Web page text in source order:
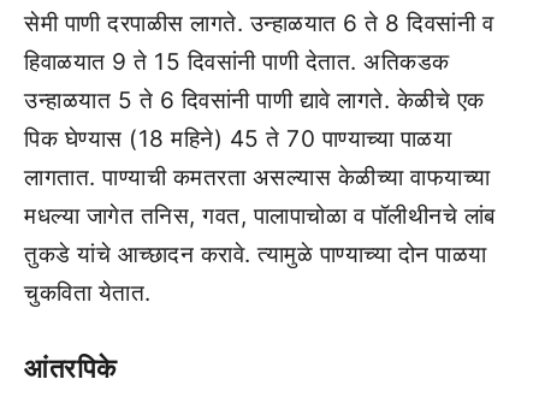
सेमी पाणी दरपाळीस लागते. उन्‍हाळयात 6 ते 8 दिवसांनी व
हिवाळयात 9 ते 15 दिवसांनी पाणी देतात. अतिकडक
उन्‍हाळयात 5 ते 6 दिवसांनी पाणी द्यावे लागते. केळीचे एक
पिक घेण्‍यास (18 महिने) 45 ते 70 पाण्‍याच्‍या पाळया
लागतात. पाण्‍याची कमतरता असल्‍यास केळीच्‍या वाफयाच्‍या
मधल्‍या जागेत तनिस, गवत, पालापाचोळा व पॉलीथीनचे लांब
तुकडे यांचे आच्‍छादन करावे. त्‍यामुळे पाण्‍याच्‍या दोन पाळया
चुकविता येतात.
आंतरपिके